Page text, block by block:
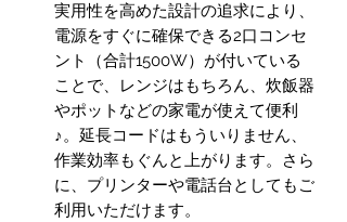
実用性を高めた設計の追求により、
電源をすぐに確保できる2口コンセ
ント（合計1500W）が付いている
ことで、レンジはもちろん、炊飯器
やポットなどの家電が使えて便利
♪。延長コードはもういりません、
作業効率もぐんと上がります。さら
に、プリンターや電話台としてもご
利用いただけます。